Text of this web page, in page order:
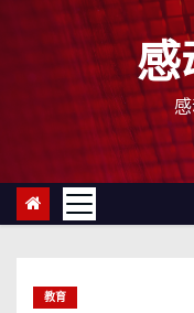
感
教育